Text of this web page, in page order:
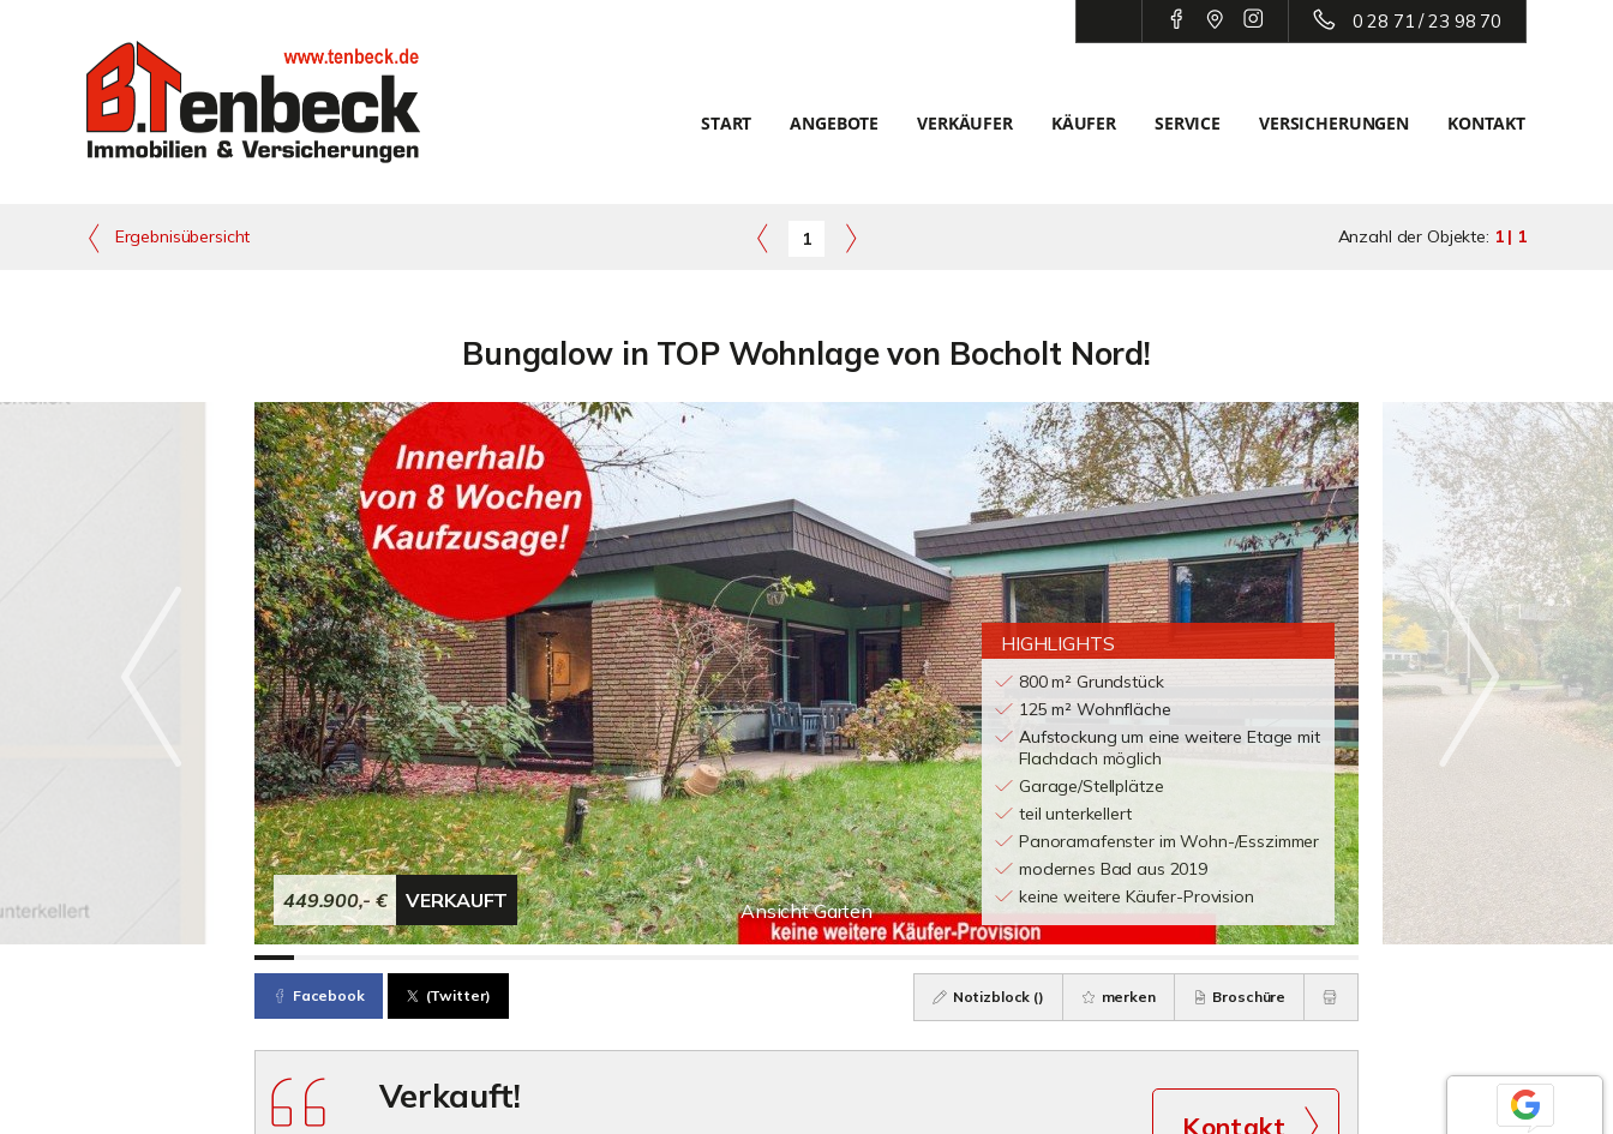
0 28 71 / 23 98 70
START ANGEBOTE VERKÄUFER KÄUFER SERVICE VERSICHERUNGEN KONTAKT
Ergebnisübersicht 1 Anzahl der Objekte: 1 | 1
Bungalow in TOP Wohnlage von Bocholt Nord!
Ansicht Garten
HIGHLIGHTS
800 m² Grundstück
125 m² Wohnfläche
Aufstockung um eine weitere Etage mit
Flachdach möglich
Garage/Stellplätze
teil unterkellert
Panoramafenster im Wohn-/Esszimmer
modernes Bad aus 2019
keine weitere Käufer-Provision
449.900,- € VERKAUFT
Facebook (Twitter) Notizblock () merken Broschüre
Verkauft!
Kontakt